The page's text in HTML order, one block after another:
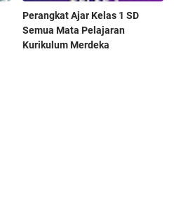
Perangkat Ajar Kelas 1 SD
Semua Mata Pelajaran
Kurikulum Merdeka